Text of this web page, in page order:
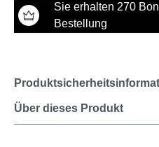
Sie erhalten 270
Bestellung
Über dieses Produkt